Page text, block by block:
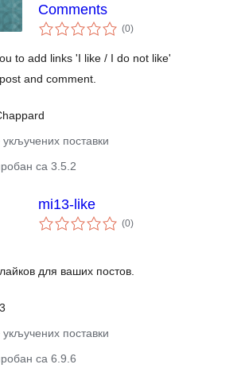
Comments
(0укупних
оцена
)
to add links 'I like / I do not like'
and comment.
укључених поставки
са 3.5.2
mi13-like
(0укупних
оцена
)
для ваших постов.
укључених поставки
са 6.9.6